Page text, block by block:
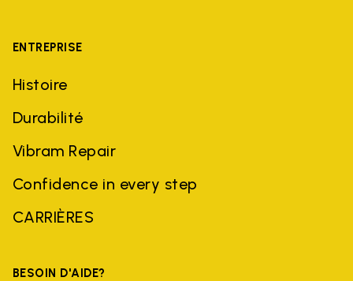
ENTREPRISE
Histoire
Durabilité
Vibram Repair
Confidence in every step
CARRIÈRES
BESOIN D'AIDE?